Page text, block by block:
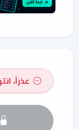
عذراً،